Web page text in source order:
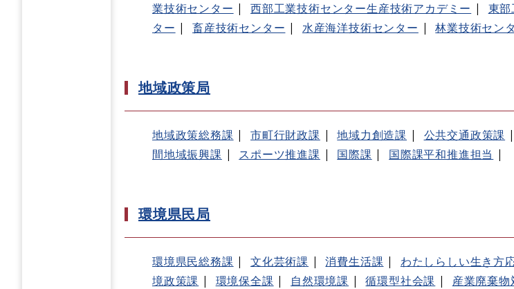
業技術センター
西部工業技術センター生産技術アカデミー 東
ター
畜産技術センター 水産海洋技術センター 林業技術セン
地域政策局
地域政策総務課 市町行財政課 地域力創造課 公共交通政策課
間地域振興課
スポーツ推進課 国際課 国際課平和推進担当
環境県民局
環境県民総務課 文化芸術課 消費生活課 わたしらしい生き方
境政策課
環境保全課 自然環境課 循環型社会課 産業廃棄物